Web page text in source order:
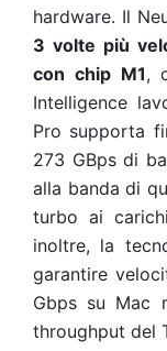
hardware. Il
3 volte più
con chip M1,
Intelligence
Pro supporta
273 GBps di
alla banda di
turbo ai
inoltre, la
garantire
Gbps su Mac
throughput del